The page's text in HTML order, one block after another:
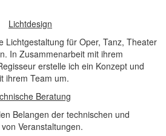
Lichtdesign
Lichtgestaltung für Oper, Tanz, Theater
In Zusammenarbeit mit ihrem
erstelle ich ein Konzept und
ihrem Team um.
Beratung
Belangen der technischen und
Veranstaltungen.